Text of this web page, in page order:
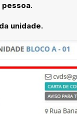
pessoa.
unidade.